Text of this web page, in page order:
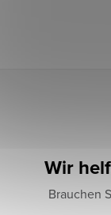
Wir
Brauchen